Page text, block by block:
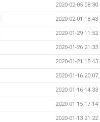
2020-02-05 08:30
2020-02-01 18:43
2020-01-29 11:52
2020-01-26 21:33
2020-01-21 15:43
2020-01-16 20:07
2020-01-16 14:33
2020-01-15 17:14
2020-01-13 21:22